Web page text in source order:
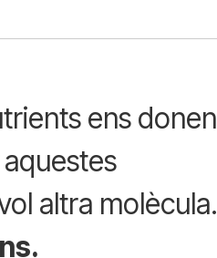
ens donen
altra molècula.